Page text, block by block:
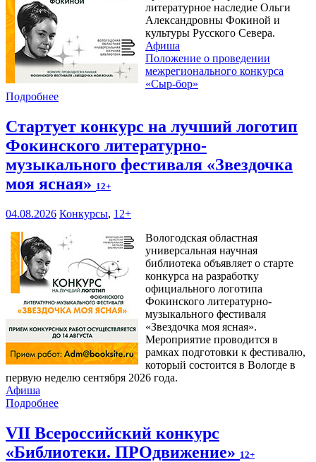
литературное наследие Ольги
Александровны Фокиной и
культуры Русского Севера.
Афиша
Положение о проведении
межрегионального конкурса
«Сыр-бор»
Подробнее
Стартует конкурс на лучший логотип
Фокинского литературно-
музыкального фестиваля «Звездочка
моя ясная» 12+
04.08.2026 Конкурсы, 12+
Вологодская областная
универсальная научная
библиотека объявляет о старте
конкурса на разработку
официального логотипа
Фокинского литературно-
музыкального фестиваля
«Звездочка моя ясная».
Мероприятие проводится в
рамках подготовки к фестивалю,
который состоится в Вологде в
первую неделю сентября 2026 года.
Афиша
Подробнее
VII Всероссийский конкурс
«Библиотеки. ПРОдвижение» 12+